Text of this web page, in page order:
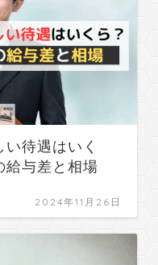
待遇はいく
給与差と相場
2024年11月26日